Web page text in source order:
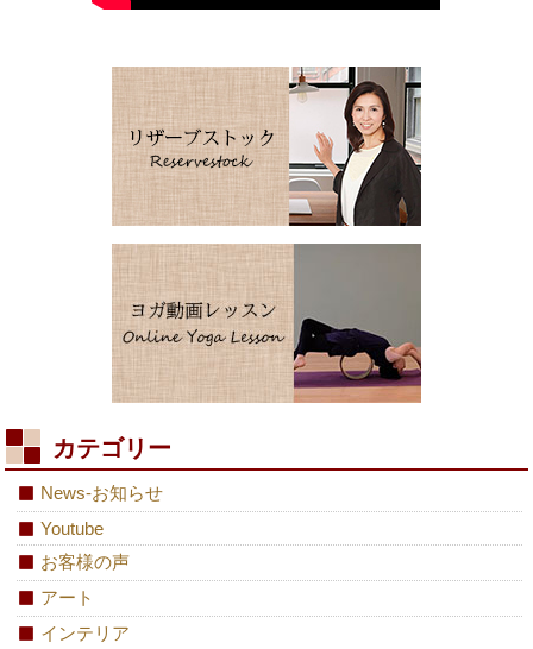
カテゴリー
News-お知らせ
Youtube
お客様の声
アート
インテリア